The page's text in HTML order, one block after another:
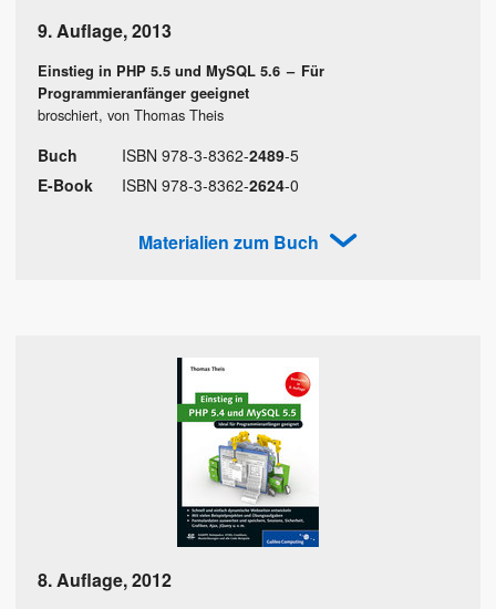
9. Auflage,2013
Einstieg in PHP 5.5 und MySQL 5.6 – Für
Programmieranfänger geeignet
broschiert, von Thomas Theis
Buch ISBN 978-3-8362-2489-5
E-Book
ISBN 978-3-8362-2624-0
Materialien zum Buch
8. Auflage,2012